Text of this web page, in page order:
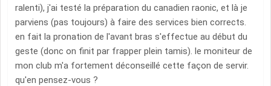
ralenti), j'ai testé la préparation du canadien raonic, et là je
parviens (pas toujours) à faire des services bien corrects.
en fait la pronation de l'avant bras s'effectue au début du
geste (donc on finit par frapper plein tamis). le moniteur de
mon club m'a fortement déconseillé cette façon de servir.
qu'en pensez-vous ?